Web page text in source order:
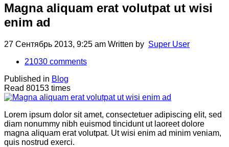
Magna aliquam erat volutpat ut wisi
enim ad
27 Сентябрь 2013, 9:25 am Written by Super User
21030 comments
Published in Blog
Read 80153 times
Lorem ipsum dolor sit amet, consectetuer adipiscing elit, sed
diam nonummy nibh euismod tincidunt ut laoreet dolore
magna aliquam erat volutpat. Ut wisi enim ad minim veniam,
quis nostrud exerci.